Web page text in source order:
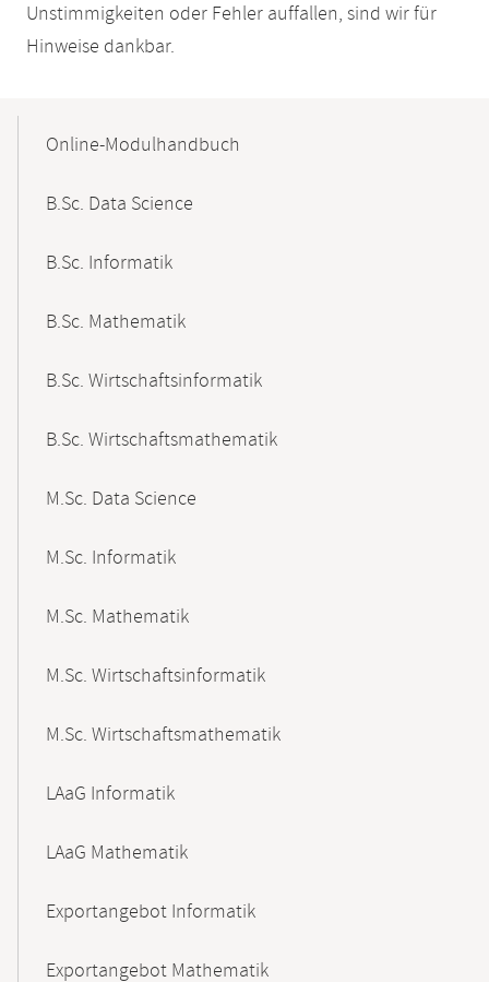
Unstimmigkeiten oder Fehler auffallen, sind wir für
Hinweise dankbar.
NavigationOnline-Modulhandbuch
B.Sc. Data Science
B.Sc. Informatik
B.Sc. Mathematik
B.Sc. Wirtschaftsinformatik
B.Sc. Wirtschaftsmathematik
M.Sc. Data Science
M.Sc. Informatik
M.Sc. Mathematik
M.Sc. Wirtschaftsinformatik
M.Sc. Wirtschaftsmathematik
LAaG Informatik
LAaG Mathematik
Exportangebot Informatik
Exportangebot Mathematik